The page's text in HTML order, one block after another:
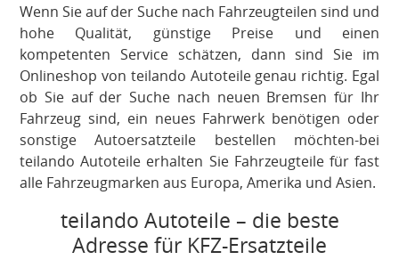
Wenn Sie auf der Suche nach Fahrzeugteilen sind und
hohe Qualität, günstige Preise und einen
kompetenten Service schätzen, dann sind Sie im
Onlineshop von teilando Autoteile genau richtig. Egal
ob Sie auf der Suche nach neuen Bremsen für Ihr
Fahrzeug sind, ein neues Fahrwerk benötigen oder
sonstige Autoersatzteile bestellen möchten-bei
teilando Autoteile erhalten Sie Fahrzeugteile für fast
alle Fahrzeugmarken aus Europa, Amerika und Asien.
teilando Autoteile – die beste
Adresse für KFZ-Ersatzteile